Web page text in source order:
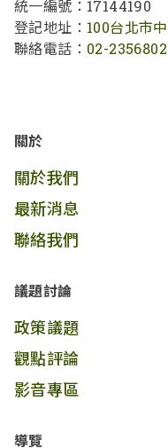
統一編號：17144190
登記地址： 100台北市
聯絡電話： 02-
關於
關於我們
最新消息
聯絡我們
議題討論
政策議題
觀點評論
影音專區
導覽